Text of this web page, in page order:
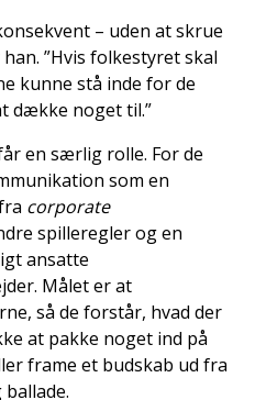
– uden at skrue
”Hvis folkestyret skal
kunne stå inde for de
dække noget til.”
en særlig rolle. For de
som en
corporate
spilleregler og en
ansatte
Målet er at
så de forstår, hvad der
at pakke noget ind på
frame et budskab ud fra